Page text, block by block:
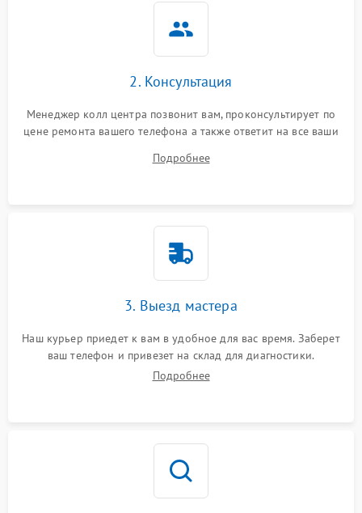
2. Консультация
Менеджер колл центра позвонит вам, проконсультирует по
цене ремонта вашего телефона а также ответит на все ваши
Подробнее
3. Выезд мастера
Наш курьер приедет к вам в удобное для вас время. Заберет
ваш телефон и привезет на склад для диагностики.
Подробнее